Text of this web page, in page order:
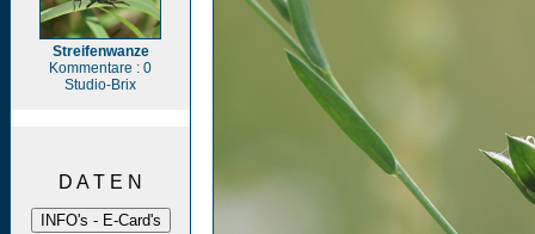
Streifenwanze
Kommentare : 0
Studio-Brix
D A T E N